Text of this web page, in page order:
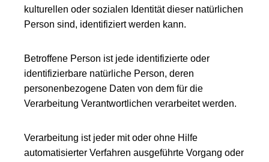
kulturellen oder sozialen Identität dieser natürlichen
Person sind, identifiziert werden kann.
Betroffene Person ist jede identifizierte oder
identifizierbare natürliche Person, deren
personenbezogene Daten von dem für die
Verarbeitung Verantwortlichen verarbeitet werden.
Verarbeitung ist jeder mit oder ohne Hilfe
automatisierter Verfahren ausgeführte Vorgang oder